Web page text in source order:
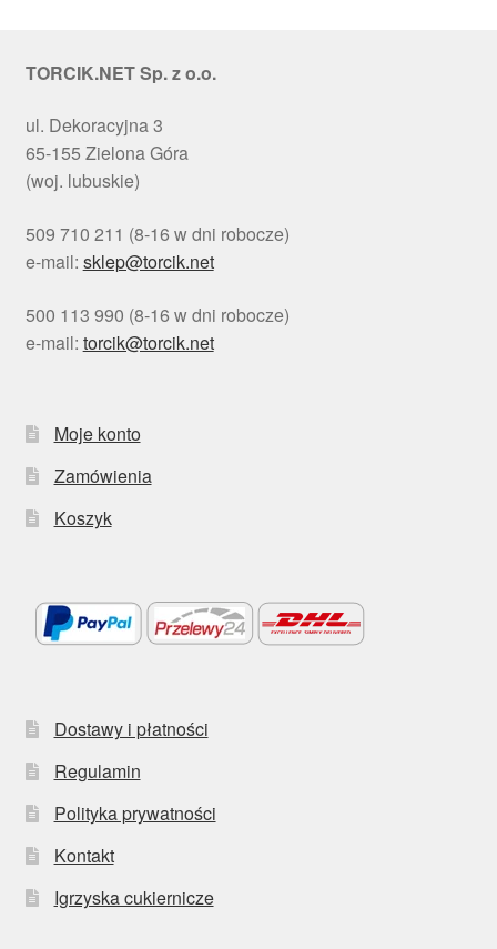
TORCIK.NET Sp. z o.o.
ul. Dekoracyjna 3
65-155 Zielona Góra
(woj. lubuskie)
509 710 211 (8-16 w dni robocze)
e-mail: sklep@torcik.net
500 113 990 (8-16 w dni robocze)
e-mail: torcik@torcik.net
Moje konto
Zamówienia
Koszyk
Dostawy i płatności
Regulamin
Polityka prywatności
Kontakt
Igrzyska cukiernicze